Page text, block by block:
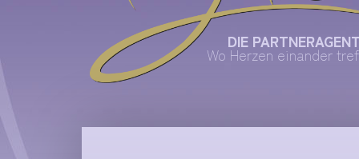
Wo Herzen einander
DIE